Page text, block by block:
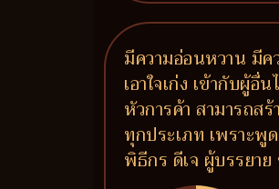
มีความอ่อนหวาน มีค
เอาใจเก่ง เข้ากับผู้
หัวการค้า สามารถส
ทุกประเภท เพราะพู
พิธีกร ดีเจ ผู้บรรยาย